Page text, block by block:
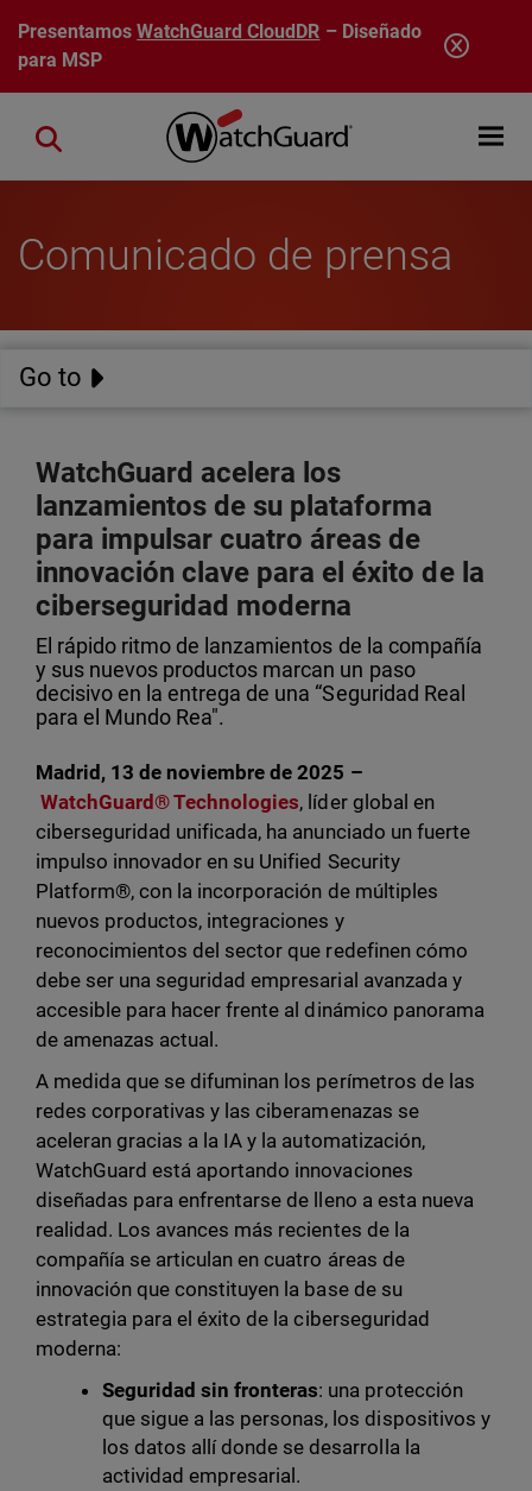
Pasar al contenido principal
PresentamosWatchGuard CloudDR – Diseñado
para MSP
Open
Close search
Comunicado de prensa
Go to
WatchGuard acelera los
lanzamientos de su plataforma
para impulsar cuatro áreas de
innovación clave para el éxito de la
ciberseguridad moderna
El rápido ritmo de lanzamientos de la compañía
y sus nuevos productos marcan un paso
decisivo en la entrega de una “Seguridad Real
para el Mundo Rea".
Madrid, 13 de noviembre de 2025 –
WatchGuard® Technologies, líder global en
ciberseguridad unificada, ha anunciado un fuerte
impulso innovador en su Unified Security
Platform®, con la incorporación de múltiples
nuevos productos, integraciones y
reconocimientos del sector que redefinen cómo
debe ser una seguridad empresarial avanzada y
accesible para hacer frente al dinámico panorama
de amenazas actual.
A medida que se difuminan los perímetros de las
redes corporativas y las ciberamenazas se
aceleran gracias a la IA y la automatización,
WatchGuard está aportando innovaciones
diseñadas para enfrentarse de lleno a esta nueva
realidad. Los avances más recientes de la
compañía se articulan en cuatro áreas de
innovación que constituyen la base de su
estrategia para el éxito de la ciberseguridad
moderna:
Seguridad sin fronteras: una protección
que sigue a las personas, los dispositivos y
los datos allí donde se desarrolla la
actividad empresarial.